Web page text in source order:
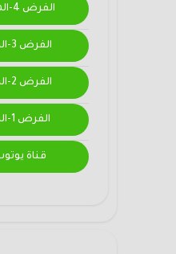
الفرض 4-المرحلة الرابعة
الفرض 3-المرحلة الثالثة
الفرض 2-المرحلة الثانية
الفرض 1-المرحلة الأولى
قناة